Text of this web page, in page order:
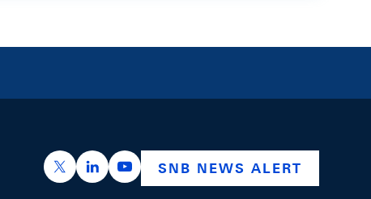
https://x.com/snb_bns
https://ch.linkedin.com/company/swiss-
https://www.youtube.com/
SNB NEWS ALERT